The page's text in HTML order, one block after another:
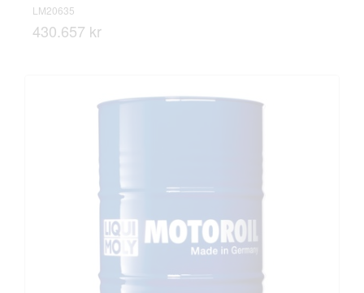
LM20635
430.657 kr